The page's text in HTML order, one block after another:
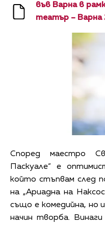
във Варна в
театър – Варна
Според маестро
Паскуале“ е
който стъпвам след
на „Ариадна на
също е комедийна, но
начин творба.